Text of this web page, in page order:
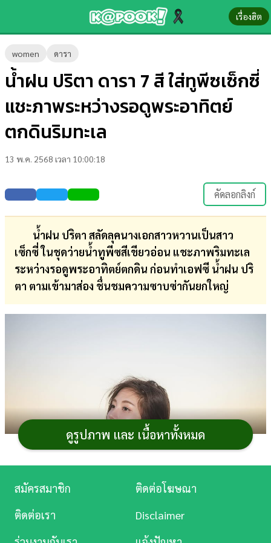
เรื่องฮิต
women ดารา
น้ำฝน ปริตา ดารา 7 สี ใส่ทูพีซเซ็กซี่
แชะภาพระหว่างรอดูพระอาทิตย์
ตกดินริมทะเล
13 พ.ค. 2568 เวลา 10:00:18
คัดลอกลิงก์
น้ำฝน ปริตา สลัดลุคนางเอกสาวหวานเป็นสาว
เซ็กซี่ ในชุดว่ายน้ำทูพีซสีเขียวอ่อน แชะภาพริมทะเล
ระหว่างรอดูพระอาทิตย์ตกดิน ก่อนทำเอฟซี น้ำฝน ปริ
ตา ตามเข้ามาส่อง ชื่นชมความซาบซ่ากันยกใหญ่
ดูรูปภาพ และ เนื้อหาทั้งหมด
ข่าว-
ความ
รู้
บันเทิง
ตรวจ
หวย
บอล
สด
การ
ดู
หนัง
สมัครสมาชิก
ติดต่อโฆษณา
ติดต่อเรา
Disclaimer